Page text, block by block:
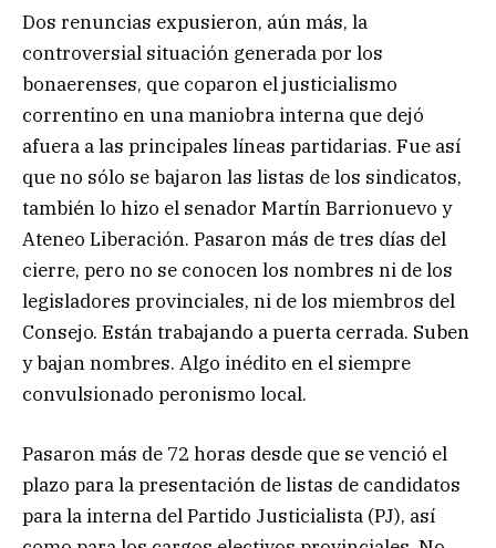
Dos renuncias expusieron, aún más, la
controversial situación generada por los
bonaerenses, que coparon el justicialismo
correntino en una maniobra interna que dejó
afuera a las principales líneas partidarias. Fue así
que no sólo se bajaron las listas de los sindicatos,
también lo hizo el senador Martín Barrionuevo y
Ateneo Liberación. Pasaron más de tres días del
cierre, pero no se conocen los nombres ni de los
legisladores provinciales, ni de los miembros del
Consejo. Están trabajando a puerta cerrada. Suben
y bajan nombres. Algo inédito en el siempre
convulsionado peronismo local.
Pasaron más de 72 horas desde que se venció el
plazo para la presentación de listas de candidatos
para la interna del Partido Justicialista (PJ), así